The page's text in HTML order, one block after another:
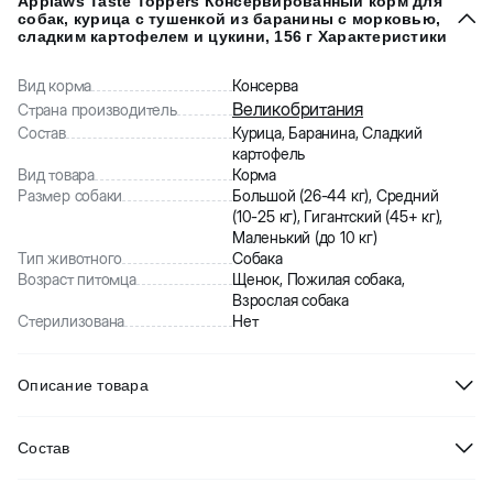
собак, курица с тушенкой из баранины с морковью,
сладким картофелем и цукини, 156 г Характеристики
Вид корма
Консерва
Страна производитель
Великобритания
Состав
Курица, Баранина, Сладкий
картофель
Вид товара
Корма
Размер собаки
Большой (26-44 кг), Средний
(10-25 кг), Гигантский (45+ кг),
Маленький (до 10 кг)
Тип животного
Собака
Возраст питомца
Щенок, Пожилая собака,
Взрослая собака
Стерилизована
Нет
Описание товара
курица с тушенкой из баранины с морковью, сладким
Состав